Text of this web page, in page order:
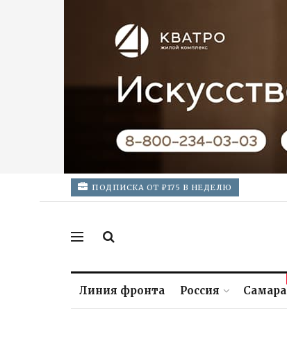
ПОДПИСКА ОТ ₽175 В НЕДЕЛЮ
Линия фронта Россия Самара